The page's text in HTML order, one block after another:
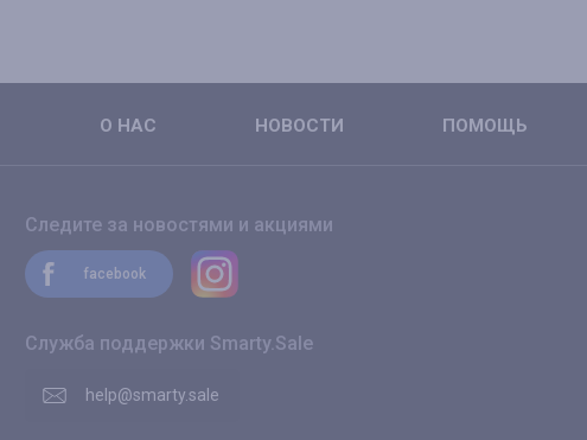
О НАС НОВОСТИ ПОМОЩЬ
Следите за новостями и акциями
facebook
Служба поддержки Smarty.Sale
help@smarty.sale